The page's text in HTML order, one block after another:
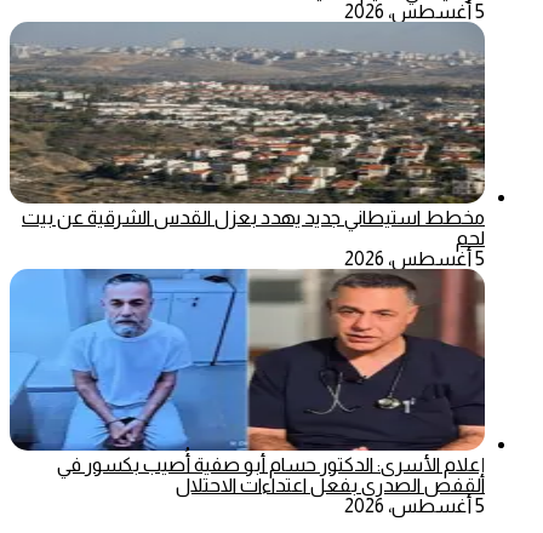
5 أغسطس، 2026
مخطط استيطاني جديد يهدد بعزل القدس الشرقية عن بيت
لحم
5 أغسطس، 2026
إعلام الأسرى: الدكتور حسام أبو صفية أُصيب بكسور في
القفص الصدري بفعل اعتداءات الاحتلال
5 أغسطس، 2026